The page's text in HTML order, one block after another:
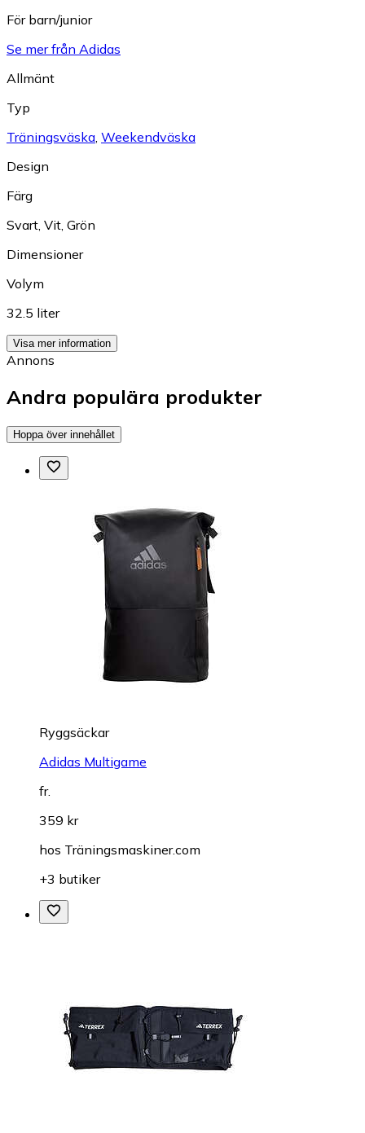
För barn/junior
Se mer från Adidas
Allmänt
Typ
Träningsväska Weekendväska
Design
Färg
Svart Vit Grön
Dimensioner
Volym
32.5 liter
Visa mer information
Annons
Andra populära produkter
Hoppa över innehållet
Ryggsäckar
Adidas Multigame
fr.
359 kr
hos Träningsmaskiner.com
+3 butiker